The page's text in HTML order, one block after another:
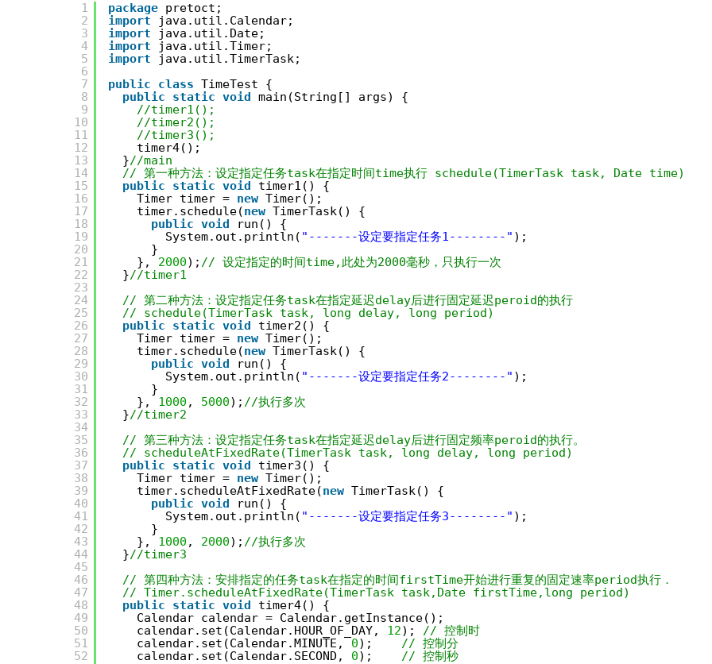
1
2
3
4
5
6
7
8
9
10
11
12
13
14
15
16
17
18
19
20
21
22
23
24
25
26
27
28
29
30
31
32
33
34
35
36
37
38
39
40
41
42
43
44
45
46
47
48
49
50
51
52
package pretoct;
import
java.util.Calendar;
import
java.util.Date;
import
java.util.Timer;
import
java.util.TimerTask;
public
class TimeTest {
public
static void main(String[] args) {
//timer1();
//timer2();
//timer3();
timer4();
}//main
// 第一种方法：设定指定任务task在指定时间time执行 schedule(TimerTask task, Date time)
public
static void
timer1() {
Timer timer = new Timer();
timer.schedule(new TimerTask() {
public void
run() {
System.out.println( "-------设定要指定任务1--------" );
}
}, 2000); // 设定指定的时间time,此处为2000毫秒，只执行一次
}//timer1
// 第二种方法：设定指定任务task在指定延迟delay后进行固定延迟peroid的执行
// schedule(TimerTask task, long delay, long period)
public
static void
timer2() {
Timer timer = new Timer();
timer.schedule(new TimerTask() {
public void
run() {
System.out.println( "-------设定要指定任务2--------" );
}
}, 1000 , 5000); //执行多次
}//timer2
// 第三种方法：设定指定任务task在指定延迟delay后进行固定频率peroid的执行。
// scheduleAtFixedRate(TimerTask task, long delay, long period)
public
static void
timer3() {
Timer timer = new Timer();
timer.scheduleAtFixedRate(new TimerTask() {
public void
run() {
System.out.println( "-------设定要指定任务3--------" );
}
}, 1000 , 2000); //执行多次
}//timer3
// 第四种方法：安排指定的任务task在指定的时间firstTime开始进行重复的固定速率period执行．
// Timer.scheduleAtFixedRate(TimerTask task,Date firstTime,long period)
public
static void
timer4() {
Calendar calendar = Calendar.getInstance();
calendar.set(Calendar.HOUR_OF_DAY, 12); // 控制时
calendar.set(Calendar.MINUTE, 0); // 控制分
calendar.set(Calendar.SECOND, 0); // 控制秒